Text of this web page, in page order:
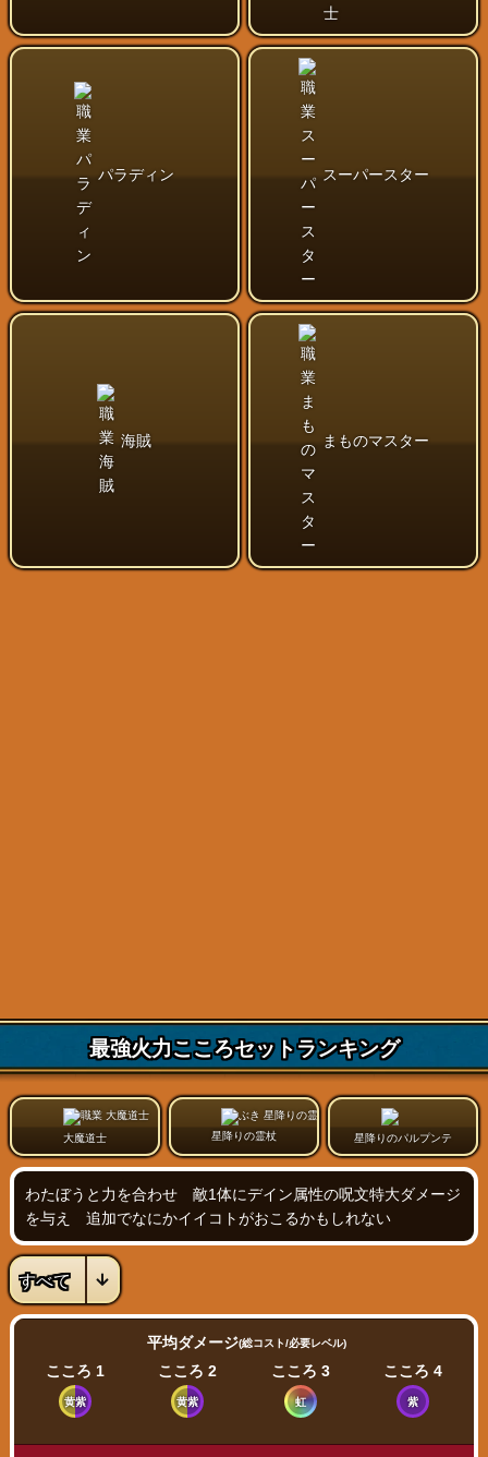
パラディン スーパースター
海賊 まものマスター
最強火力こころセットランキング
大魔道士 星降りの霊杖 星降りのパルプンテ
わたぼうと力を合わせ 敵1体にデイン属性の呪文特大ダメージ
を与え 追加でなにかイイコトがおこるかもしれない
平均ダメージ(総コスト/必要レベル)
こころ 1
黄紫
こころ 2
黄紫
こころ 3
虹
こころ 4
紫